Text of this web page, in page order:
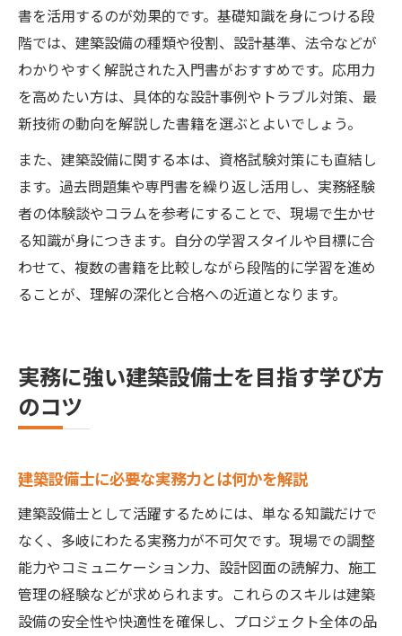
書を活用するのが効果的です。基礎知識を身につける段
階では、建築設備の種類や役割、設計基準、法令などが
わかりやすく解説された入門書がおすすめです。応用力
を高めたい方は、具体的な設計事例やトラブル対策、最
新技術の動向を解説した書籍を選ぶとよいでしょう。
また、建築設備に関する本は、資格試験対策にも直結し
ます。過去問題集や専門書を繰り返し活用し、実務経験
者の体験談やコラムを参考にすることで、現場で生かせ
る知識が身につきます。自分の学習スタイルや目標に合
わせて、複数の書籍を比較しながら段階的に学習を進め
ることが、理解の深化と合格への近道となります。
実務に強い建築設備士を目指す学び方
のコツ
建築設備士に必要な実務力とは何かを解説
建築設備士として活躍するためには、単なる知識だけで
なく、多岐にわたる実務力が不可欠です。現場での調整
能力やコミュニケーション力、設計図面の読解力、施工
管理の経験などが求められます。これらのスキルは建築
設備の安全性や快適性を確保し、プロジェクト全体の品